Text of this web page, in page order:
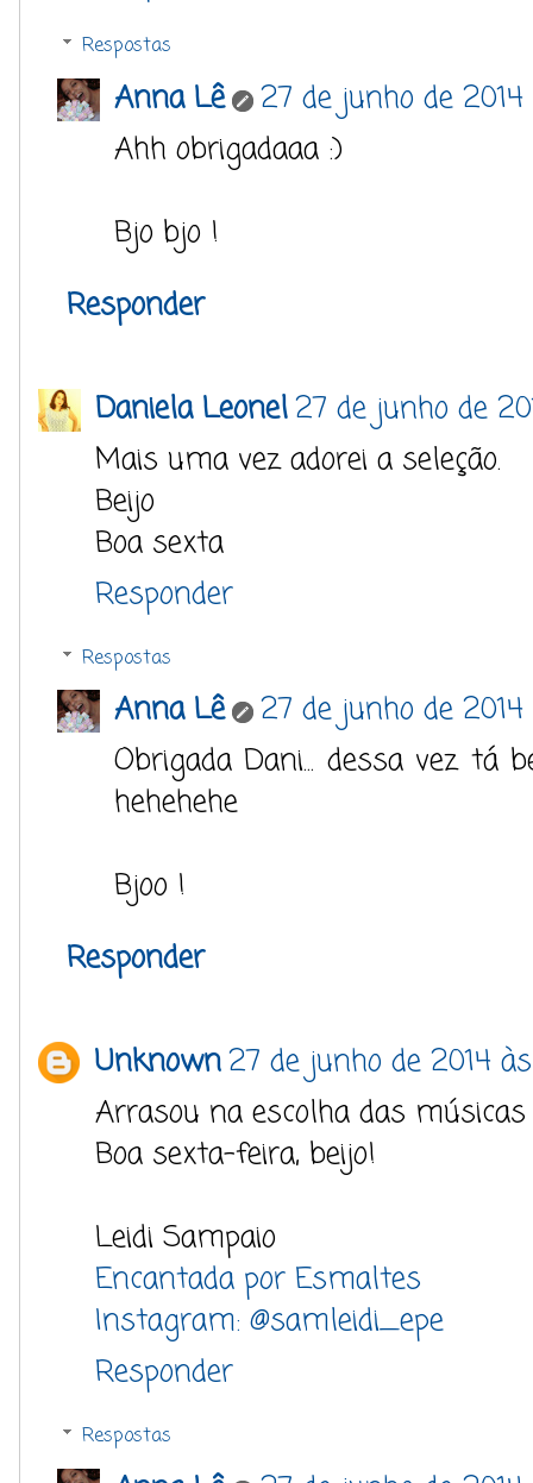
Respostas
Anna Lê
27 de junho de 2014
Ahh obrigadaaa :)
Bjo bjo !
Responder
Daniela Leonel27 de junho de
Mais uma vez adorei a seleção.
Beijo
Boa sexta
Responder
Respostas
Anna Lê
27 de junho de 2014
Obrigada Dani... dessa vez tá
hehehehe
Bjoo !
Responder
Unknown27 de junho de 2014
Arrasou na escolha das músicas
Boa sexta-feira, beijo!
Leidi Sampaio
Encantada por Esmaltes
Instagram: @samleidi_epe
Responder
Respostas